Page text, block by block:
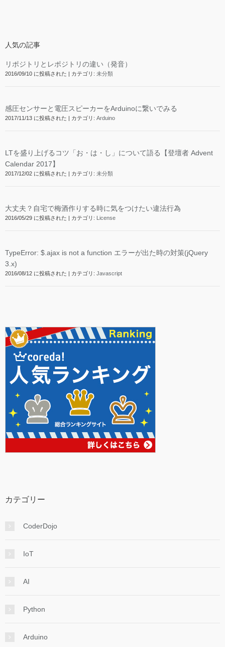
人気の記事
リポジトリとレポジトリの違い（発音）
2016/09/10 に投稿された | カテゴリ: 未分類
感圧センサーと電圧スピーカーをArduinoに繋いでみる
2017/11/13 に投稿された | カテゴリ: Arduino
LTを盛り上げるコツ「お・は・し」について語る【登壇者 Advent
Calendar 2017】
2017/12/02 に投稿された | カテゴリ: 未分類
大丈夫？自宅で梅酒作りする時に気をつけたい違法行為
2016/05/29 に投稿された | カテゴリ: License
TypeError: $.ajax is not a function エラーが出た時の対策(jQuery
3.x)
2016/08/12 に投稿された | カテゴリ: Javascript
カテゴリー
CoderDojo
IoT
AI
Python
Arduino